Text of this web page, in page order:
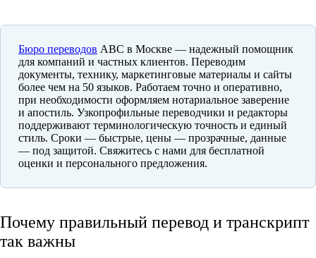
Бюро переводов ABC в Москве — надежный помощник
для компаний и частных клиентов. Переводим
документы, технику, маркетинговые материалы и сайты
более чем на 50 языков. Работаем точно и оперативно,
при необходимости оформляем нотариальное заверение
и апостиль. Узкопрофильные переводчики и редакторы
поддерживают терминологическую точность и единый
стиль. Сроки — быстрые, цены — прозрачные, данные
— под защитой. Свяжитесь с нами для бесплатной
оценки и персонального предложения.
Почему правильный перевод и транскрипт
так важны